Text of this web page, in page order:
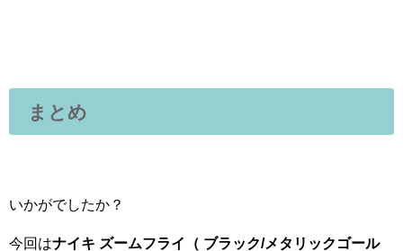
まとめ
いかがでしたか？
今回はナイキ ズームフライ（ ブラック/メタリックゴール